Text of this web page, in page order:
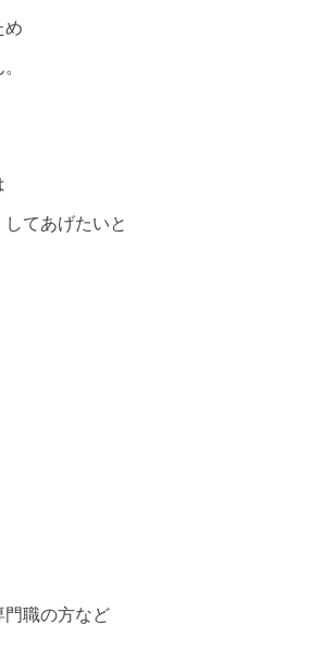
め
てあげたいと
職の方など